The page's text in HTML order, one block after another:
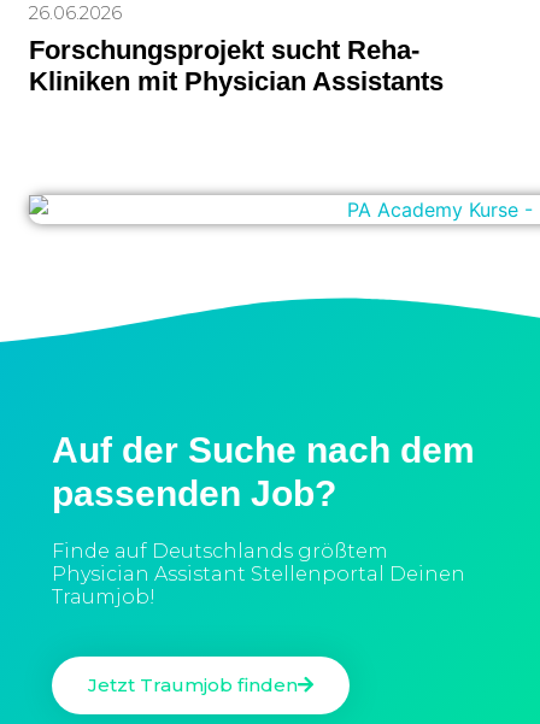
26.06.2026
Forschungsprojekt sucht Reha-
Kliniken mit Physician Assistants
Auf der Suche nach dem
passenden Job?
Finde auf Deutschlands größtem
Physician Assistant Stellenportal Deinen
Traumjob!
Jetzt Traumjob finden